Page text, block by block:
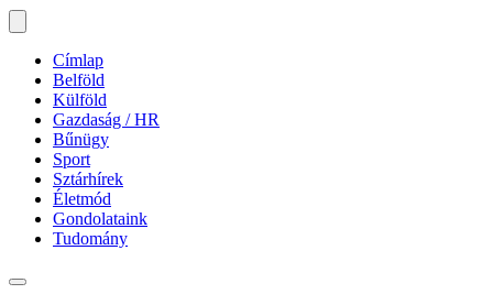
Címlap
Belföld
Külföld
Gazdaság / HR
Bűnügy
Sport
Sztárhírek
Életmód
Gondolataink
Tudomány